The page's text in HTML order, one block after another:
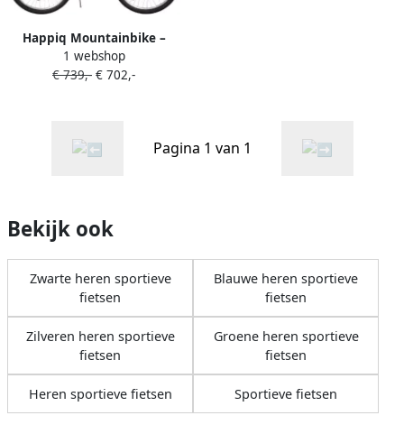
Happiq Mountainbike –
Voor en – 18 versnellingen
voorverende vork dubbele
1 webshop
€ 739,- € 702,-
Pagina 1 van 1
Bekijk ook
Zwarte heren sportieve
fietsen
Blauwe heren sportieve
fietsen
Zilveren heren sportieve
fietsen
Groene heren sportieve
fietsen
Heren sportieve fietsen Sportieve fietsen